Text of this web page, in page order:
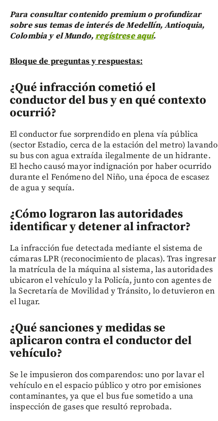
Para consultar contenido premium o profundizar
sobre sus temas de interés de Medellín, Antioquia,
Colombia y el Mundo,regístrese aquí.
Bloque de preguntas y respuestas:
¿Qué infracción cometió el
conductor del bus y en qué contexto
ocurrió?
El conductor fue sorprendido en plena vía pública
(sector Estadio, cerca de la estación del metro) lavando
su bus con agua extraída ilegalmente de un hidrante.
El hecho causó mayor indignación por haber ocurrido
durante el Fenómeno del Niño, una época de escasez
de agua y sequía.
¿Cómo lograron las autoridades
identificar y detener al infractor?
La infracción fue detectada mediante el sistema de
cámaras LPR (reconocimiento de placas). Tras ingresar
la matrícula de la máquina al sistema, las autoridades
ubicaron el vehículo y la Policía, junto con agentes de
la Secretaría de Movilidad y Tránsito, lo detuvieron en
el lugar.
¿Qué sanciones y medidas se
aplicaron contra el conductor del
vehículo?
Se le impusieron dos comparendos: uno por lavar el
vehículo en el espacio público y otro por emisiones
contaminantes, ya que el bus fue sometido a una
inspección de gases que resultó reprobada.